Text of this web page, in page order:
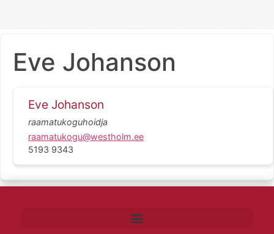
Eve Johanson
Eve Johanson
raamatukoguhoidja
raamatukogu@westholm.ee
5193 9343